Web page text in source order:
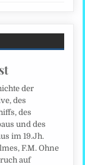
der
des
des
und des
im 19.Jh.
F.M. Ohne
auf